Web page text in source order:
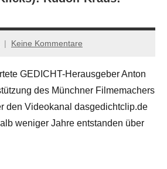
Keine Kommentare
GEDICHT-Herausgeber Anton
des Münchner Filmemachers
den Videokanal dasgedichtclip.de
weniger Jahre entstanden über